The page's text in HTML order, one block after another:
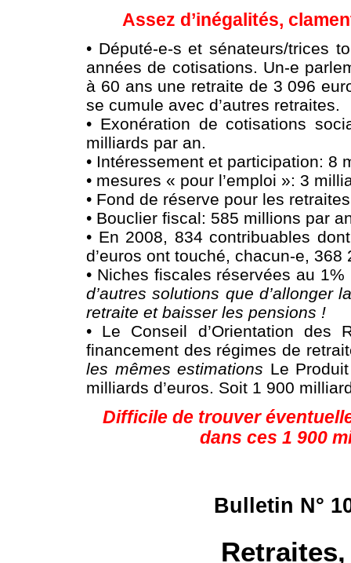
Assez d’inégalités,
• Député-e-s et sénateurs/trices
années de cotisations. Un-e
à 60 ans une retraite de 3 096
se cumule avec d’autres retraites.
• Exonération de cotisations
milliards par an.
• Intéressement et participation: 8
• mesures « pour l’emploi »: 3
• Fond de réserve pour les
• Bouclier fiscal: 585 millions par
• En 2008, 834 contribuables
d’euros ont touché, chacun-e, 368
• Niches fiscales réservées au
d’autres solutions que d’allonger
retraite et baisser les pensions !
• Le Conseil d’Orientation des
financement des régimes de
les mêmes estimations Le
milliards d’euros. Soit 1 900
Difficile de trouver
dans ces 1 900
Bulletin N°